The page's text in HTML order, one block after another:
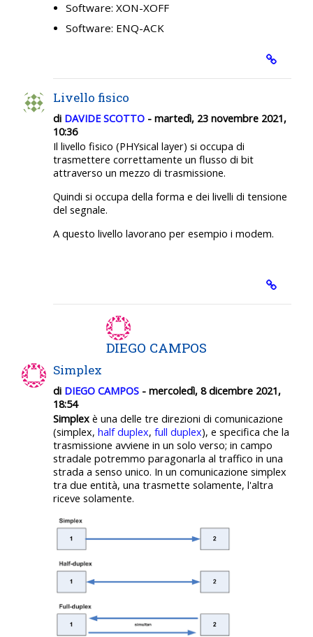
Software: XON-XOFF
Software: ENQ-ACK
Livello fisico
di DAVIDE SCOTTO - martedì, 23 novembre 2021,
10:36
Il livello fisico (PHYsical layer) si occupa di
trasmettere correttamente un flusso di bit
attraverso un mezzo di trasmissione.
Quindi si occupa della forma e dei livelli di tensione
del segnale.
A questo livello lavorano per esempio i modem.
DIEGO CAMPOS
Simplex
di DIEGO CAMPOS - mercoledì, 8 dicembre 2021,
18:54
Simplex è una delle tre direzioni di comunicazione
(simplex, half duplex, full duplex), e specifica che la
trasmissione avviene in un solo verso; in campo
stradale potremmo paragonarla al traffico in una
strada a senso unico. In un comunicazione simplex
tra due entità, una trasmette solamente, l'altra
riceve solamente.